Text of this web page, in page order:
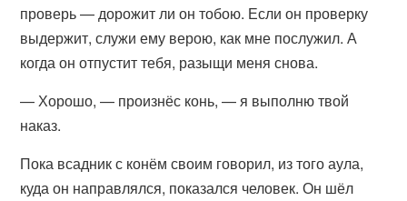
проверь — дорожит ли он тобою. Если он проверку
выдержит, служи ему верою, как мне послужил. А
когда он отпустит тебя, разыщи меня снова.
— Хорошо, — произнёс конь, — я выполню твой
наказ.
Пока всадник с конём своим говорил, из того аула,
куда он направлялся, показался человек. Он шёл